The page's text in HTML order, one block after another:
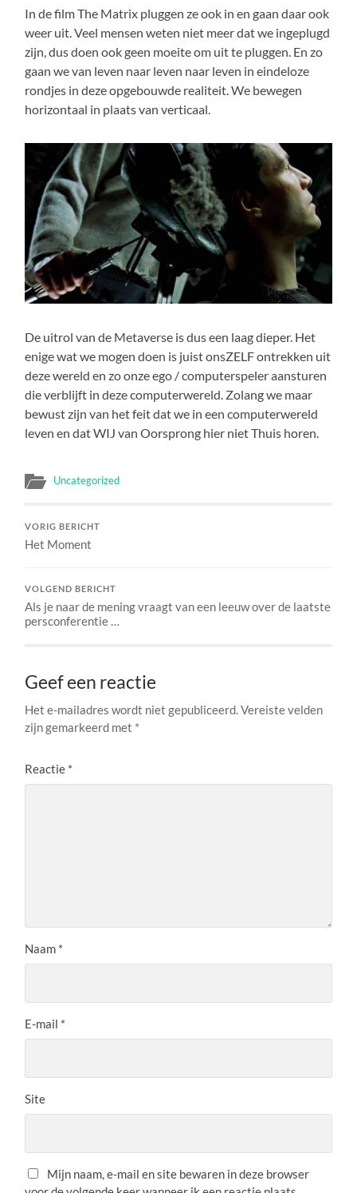
In de film The Matrix pluggen ze ook in en gaan daar ook
weer uit. Veel mensen weten niet meer dat we ingeplugd
zijn, dus doen ook geen moeite om uit te pluggen. En zo
gaan we van leven naar leven naar leven in eindeloze
rondjes in deze opgebouwde realiteit. We bewegen
horizontaal in plaats van verticaal.
De uitrol van de Metaverse is dus een laag dieper. Het
enige wat we mogen doen is juist onsZELF ontrekken uit
deze wereld en zo onze ego / computerspeler aansturen
die verblijft in deze computerwereld. Zolang we maar
bewust zijn van het feit dat we in een computerwereld
leven en dat WIJ van Oorsprong hier niet Thuis horen.
Uncategorized
VORIG BERICHT
Het Moment
VOLGEND BERICHT
Als je naar de mening vraagt van een leeuw over de laatste
persconferentie …
Geef een reactie
Het e-mailadres wordt niet gepubliceerd.Vereiste velden
zijn gemarkeerd met *
Reactie *
Naam *
E-mail *
Site
Mijn naam, e-mail en site bewaren in deze browser